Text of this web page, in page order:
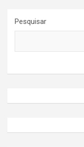
Pesquisar